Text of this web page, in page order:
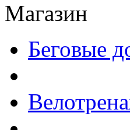
Магазин
Беговые